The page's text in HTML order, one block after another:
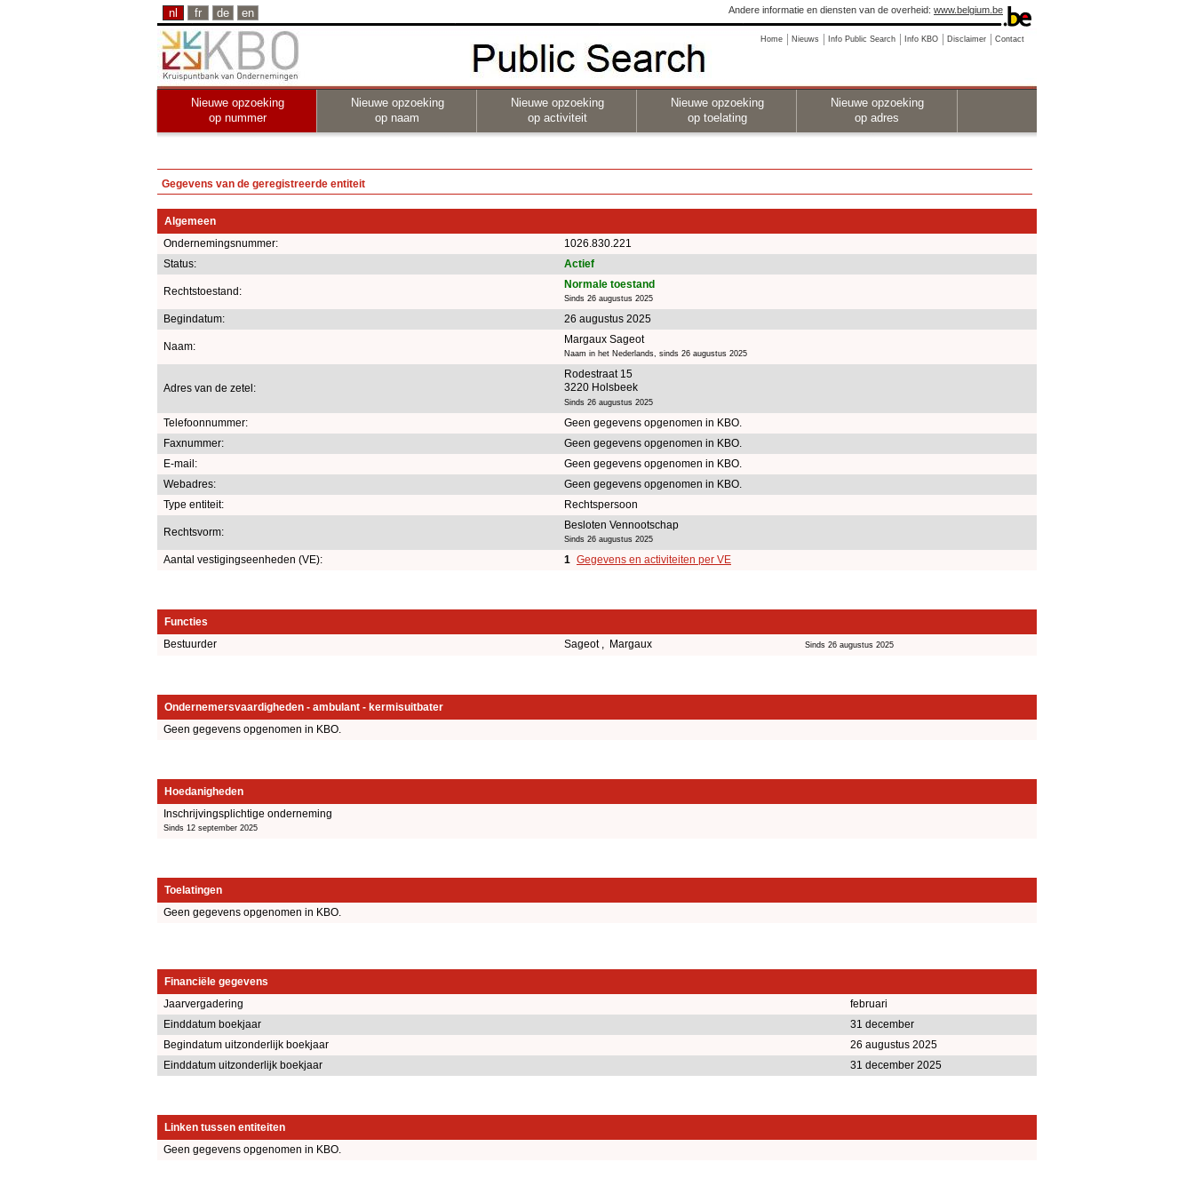
nl fr de en Andere informatie en diensten van de overheid: www.belgium.be
Home Nieuws Info Public Search Info KBO Disclaimer Contact
Nieuwe opzoeking
op nummer
Nieuwe opzoeking
op naam
Nieuwe opzoeking
op activiteit
Nieuwe opzoeking
op toelating
Nieuwe opzoeking
op adres
Gegevens van de geregistreerde entiteit
Algemeen
Ondernemingsnummer:
1026.830.221
Status:
Actief
Rechtstoestand:
Normale toestand
Sinds 26 augustus 2025
Begindatum: 26 augustus 2025
Naam:
Margaux Sageot
Naam in het Nederlands, sinds 26 augustus 2025
Adres van de zetel:
Rodestraat 15
3220 Holsbeek
Sinds 26 augustus 2025
Telefoonnummer:
Geen gegevens opgenomen in KBO.
Faxnummer:
Geen gegevens opgenomen in KBO.
E-mail:
Geen gegevens opgenomen in KBO.
Webadres:
Geen gegevens opgenomen in KBO.
Type entiteit:
Rechtspersoon
Rechtsvorm:
Besloten Vennootschap
Sinds 26 augustus 2025
Aantal vestigingseenheden (VE): 1 Gegevens en activiteiten per VE
Functies
Bestuurder
Sageot , Margaux Sinds 26 augustus 2025
Ondernemersvaardigheden - ambulant - kermisuitbater
Geen gegevens opgenomen in KBO.
Hoedanigheden
Inschrijvingsplichtige onderneming
Sinds 12 september 2025
Toelatingen
Geen gegevens opgenomen in KBO.
Financiële gegevens
Jaarvergadering
februari
Einddatum boekjaar
31 december
Begindatum uitzonderlijk boekjaar
26 augustus 2025
Einddatum uitzonderlijk boekjaar
31 december 2025
Linken tussen entiteiten
Geen gegevens opgenomen in KBO.